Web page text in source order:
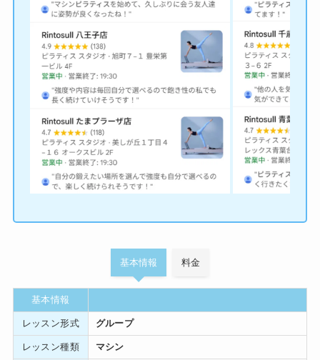
基本情報 料金
基本情報
レッスン形式 グループ
レッスン種類 マシン